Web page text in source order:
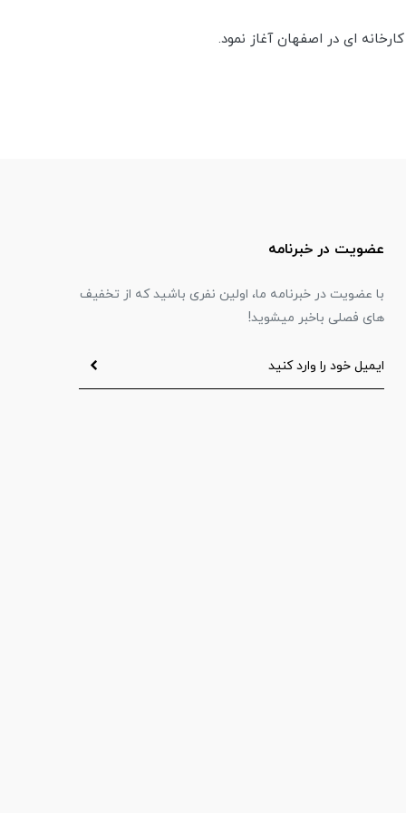
عضویت در خبرنامه
با عضویت در خبرنامه ما، اولین نفری باشید که از تخفیف
های فصلی باخبر میشوید!